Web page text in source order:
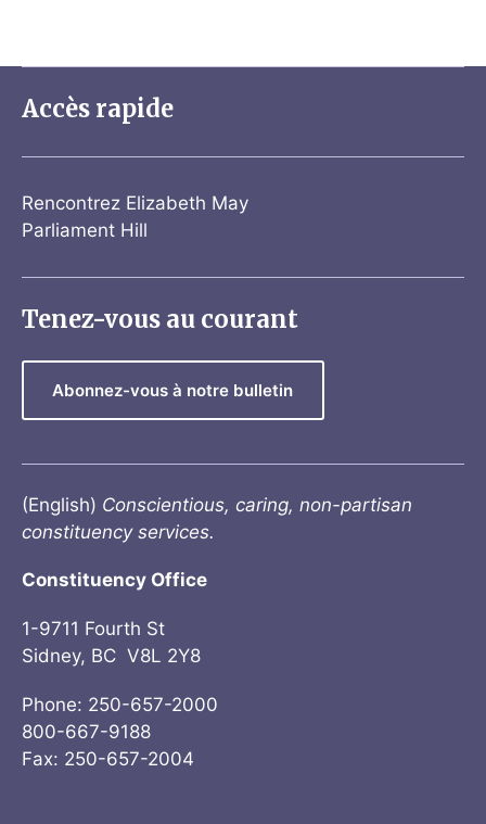
Accès rapide
Rencontrez Elizabeth May
Parliament Hill
Tenez-vous au courant
Abonnez-vous à notre bulletin
(English) Conscientious, caring, non-partisan
constituency services.
Constituency Office
1-9711 Fourth St
Sidney, BC V8L 2Y8
Phone: 250-657-2000
800-667-9188
Fax: 250-657-2004